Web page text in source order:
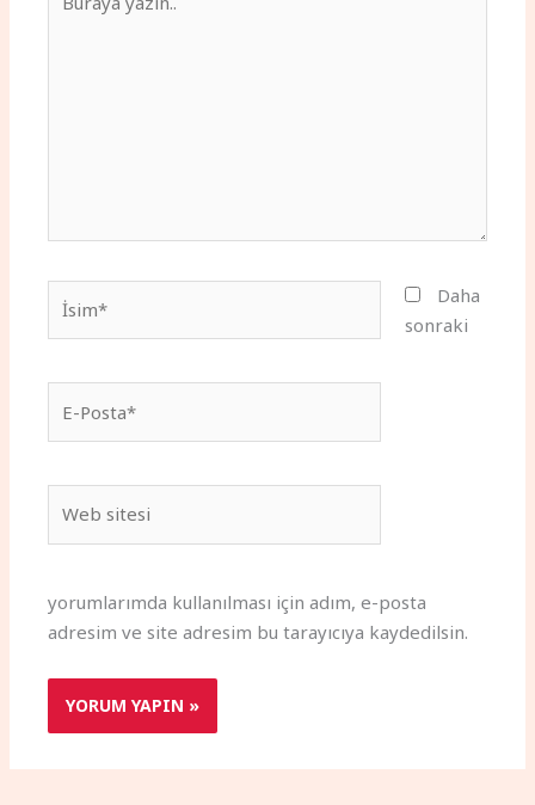
yazın..
Posta*
sitesi
Daha
sonraki
yorumlarımda kullanılması için adım, e-posta
adresim ve site adresim bu tarayıcıya kaydedilsin.